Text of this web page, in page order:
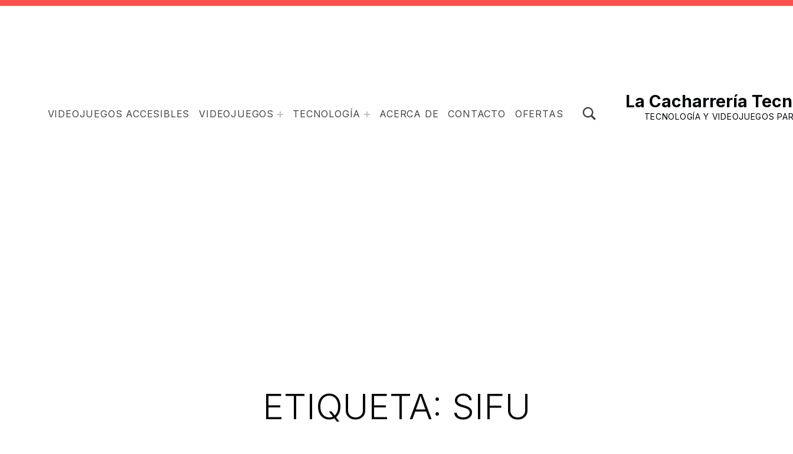
La Cacharrería
TECNOLOGÍA Y VIDEOJUEGOS
VIDEOJUEGOS ACCESIBLES VIDEOJUEGOS TECNOLOGÍA ACERCA DE CONTACTO OFERTAS
ETIQUETA: SIFU